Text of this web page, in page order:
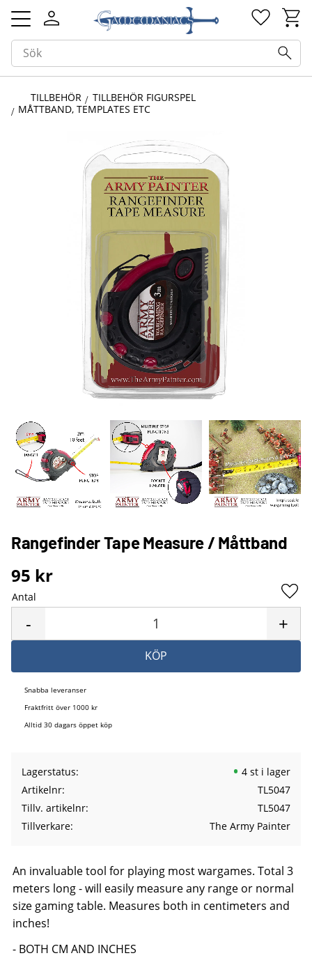
Meny
TILLBEHÖR
TILLBEHÖR FIGURSPEL
MÅTTBAND, TEMPLATES ETC
Rangefinder Tape Measure / Måttband
95 kr
Antal
+
-
KÖP
Snabba leveranser
Fraktfritt över 1000 kr
Alltid 30 dagars öppet köp
Lagerstatus
4 st i lager
Artikelnr
TL5047
Tillv. artikelnr
TL5047
Tillverkare
The Army Painter
An invaluable tool for playing most wargames. Total 3
meters long - will easily measure any range or normal
size gaming table. Measures both in centimeters and
inches!
- BOTH CM AND INCHES